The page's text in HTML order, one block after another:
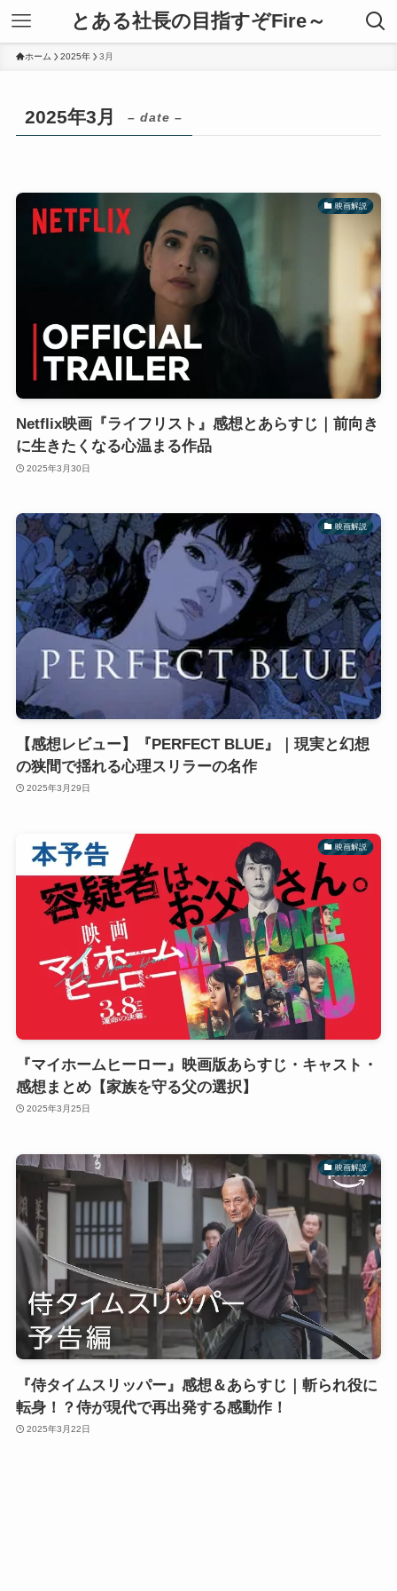
とある社長の目指すぞFire～
ホーム 2025年 3月
2025年3月 – date –
映画解説
Netflix映画『ライフリスト』感想とあらすじ｜前向き
に生きたくなる心温まる作品
2025年3月30日
映画解説
【感想レビュー】『PERFECT BLUE』｜現実と幻想
の狭間で揺れる心理スリラーの名作
2025年3月29日
映画解説
『マイホームヒーロー』映画版あらすじ・キャスト・
感想まとめ【家族を守る父の選択】
2025年3月25日
映画解説
『侍タイムスリッパー』感想＆あらすじ｜斬られ役に
転身！？侍が現代で再出発する感動作！
2025年3月22日